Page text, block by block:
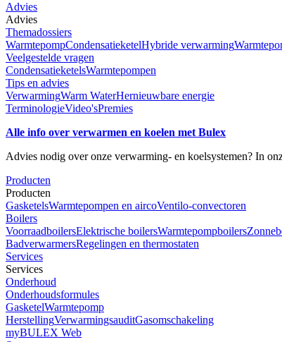
Advies
Advies
Themadossiers
WarmtepompCondensatieketelHybride verwarming
Veelgestelde vragen
CondensatieketelsWarmtepompen
Tips en advies
VerwarmingWarm WaterHernieuwbare energie
TerminologieVideo'sPremies
Alle info over verwarmen en koelen met Bulex
Advies nodig over onze verwarming- en koelsystemen? In
Producten
Producten
GasketelsWarmtepompen en aircoVentilo-convectoren
Boilers
VoorraadboilersElektrische boilersWarmtepompboilers
BadverwarmersRegelingen en thermostaten
Services
Services
Onderhoud
Onderhoudsformules
GasketelWarmtepomp
HerstellingVerwarmingsauditGasomschakeling
myBULEX Web